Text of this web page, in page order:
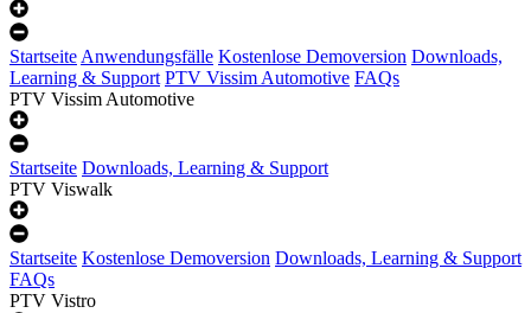
StartseiteAnwendungsfälle Kostenlose Demoversion Downloads,
Learning & Support PTV Vissim Automotive FAQs
PTV Vissim Automotive
Startseite Downloads, Learning & Support
PTV Viswalk
Startseite Kostenlose Demoversion Downloads, Learning & Support
FAQs
PTV Vistro